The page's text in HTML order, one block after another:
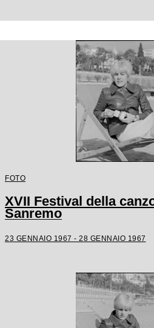
FOTO
XVII Festival della
Sanremo
23 GENNAIO 1967 - 28 GENNAIO 1967